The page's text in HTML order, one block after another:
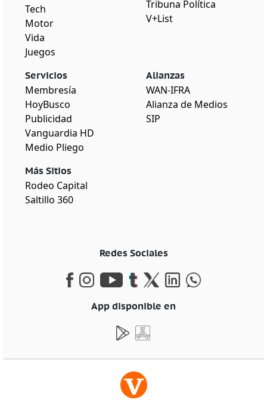
Tech
Motor
Vida
Juegos
Tribuna Política
V+List
Servicios
Membresía
HoyBusco
Publicidad
Vanguardia HD
Medio Pliego
Más Sitios
Rodeo Capital
Saltillo 360
Alianzas
WAN-IFRA
Alianza de Medios
SIP
Redes Sociales
App disponible en